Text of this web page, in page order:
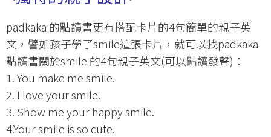
padkaka 的點讀書更有搭配卡片的4句簡單的親子英
文，譬如孩子學了smile這張卡片，就可以找padkaka
點讀書關於smile 的4句親子英文(可以點讀發聲)：
1. You make me smile.
2. I love your smile.
3. Show me your happy smile.
4.Your smile is so cute.